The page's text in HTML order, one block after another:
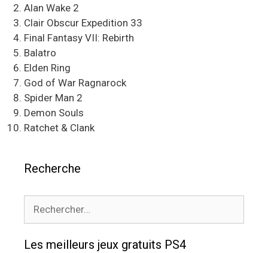
Alan Wake 2
Clair Obscur Expedition 33
Final Fantasy VII: Rebirth
Balatro
Elden Ring
God of War Ragnarock
Spider Man 2
Demon Souls
Ratchet & Clank
Recherche
Les meilleurs jeux gratuits PS4